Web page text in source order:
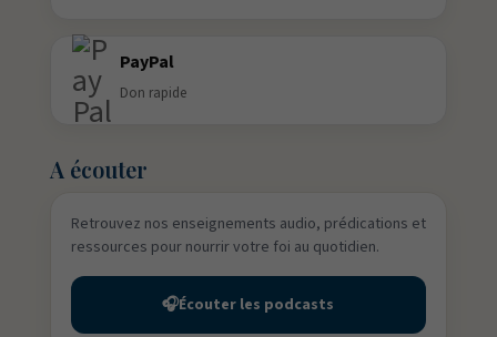
PayPal
Don rapide
A écouter
Retrouvez nos enseignements audio, prédications et
ressources pour nourrir votre foi au quotidien.
🎧Écouter les podcasts